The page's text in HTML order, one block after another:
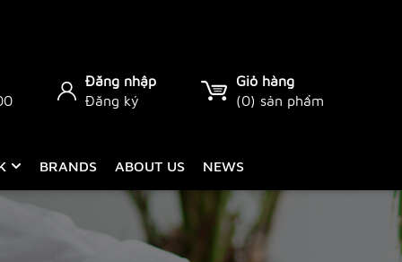
Đăng nhập
Đăng ký
Giỏ hàng
(0) sản phẩm
BRANDS ABOUT US NEWS